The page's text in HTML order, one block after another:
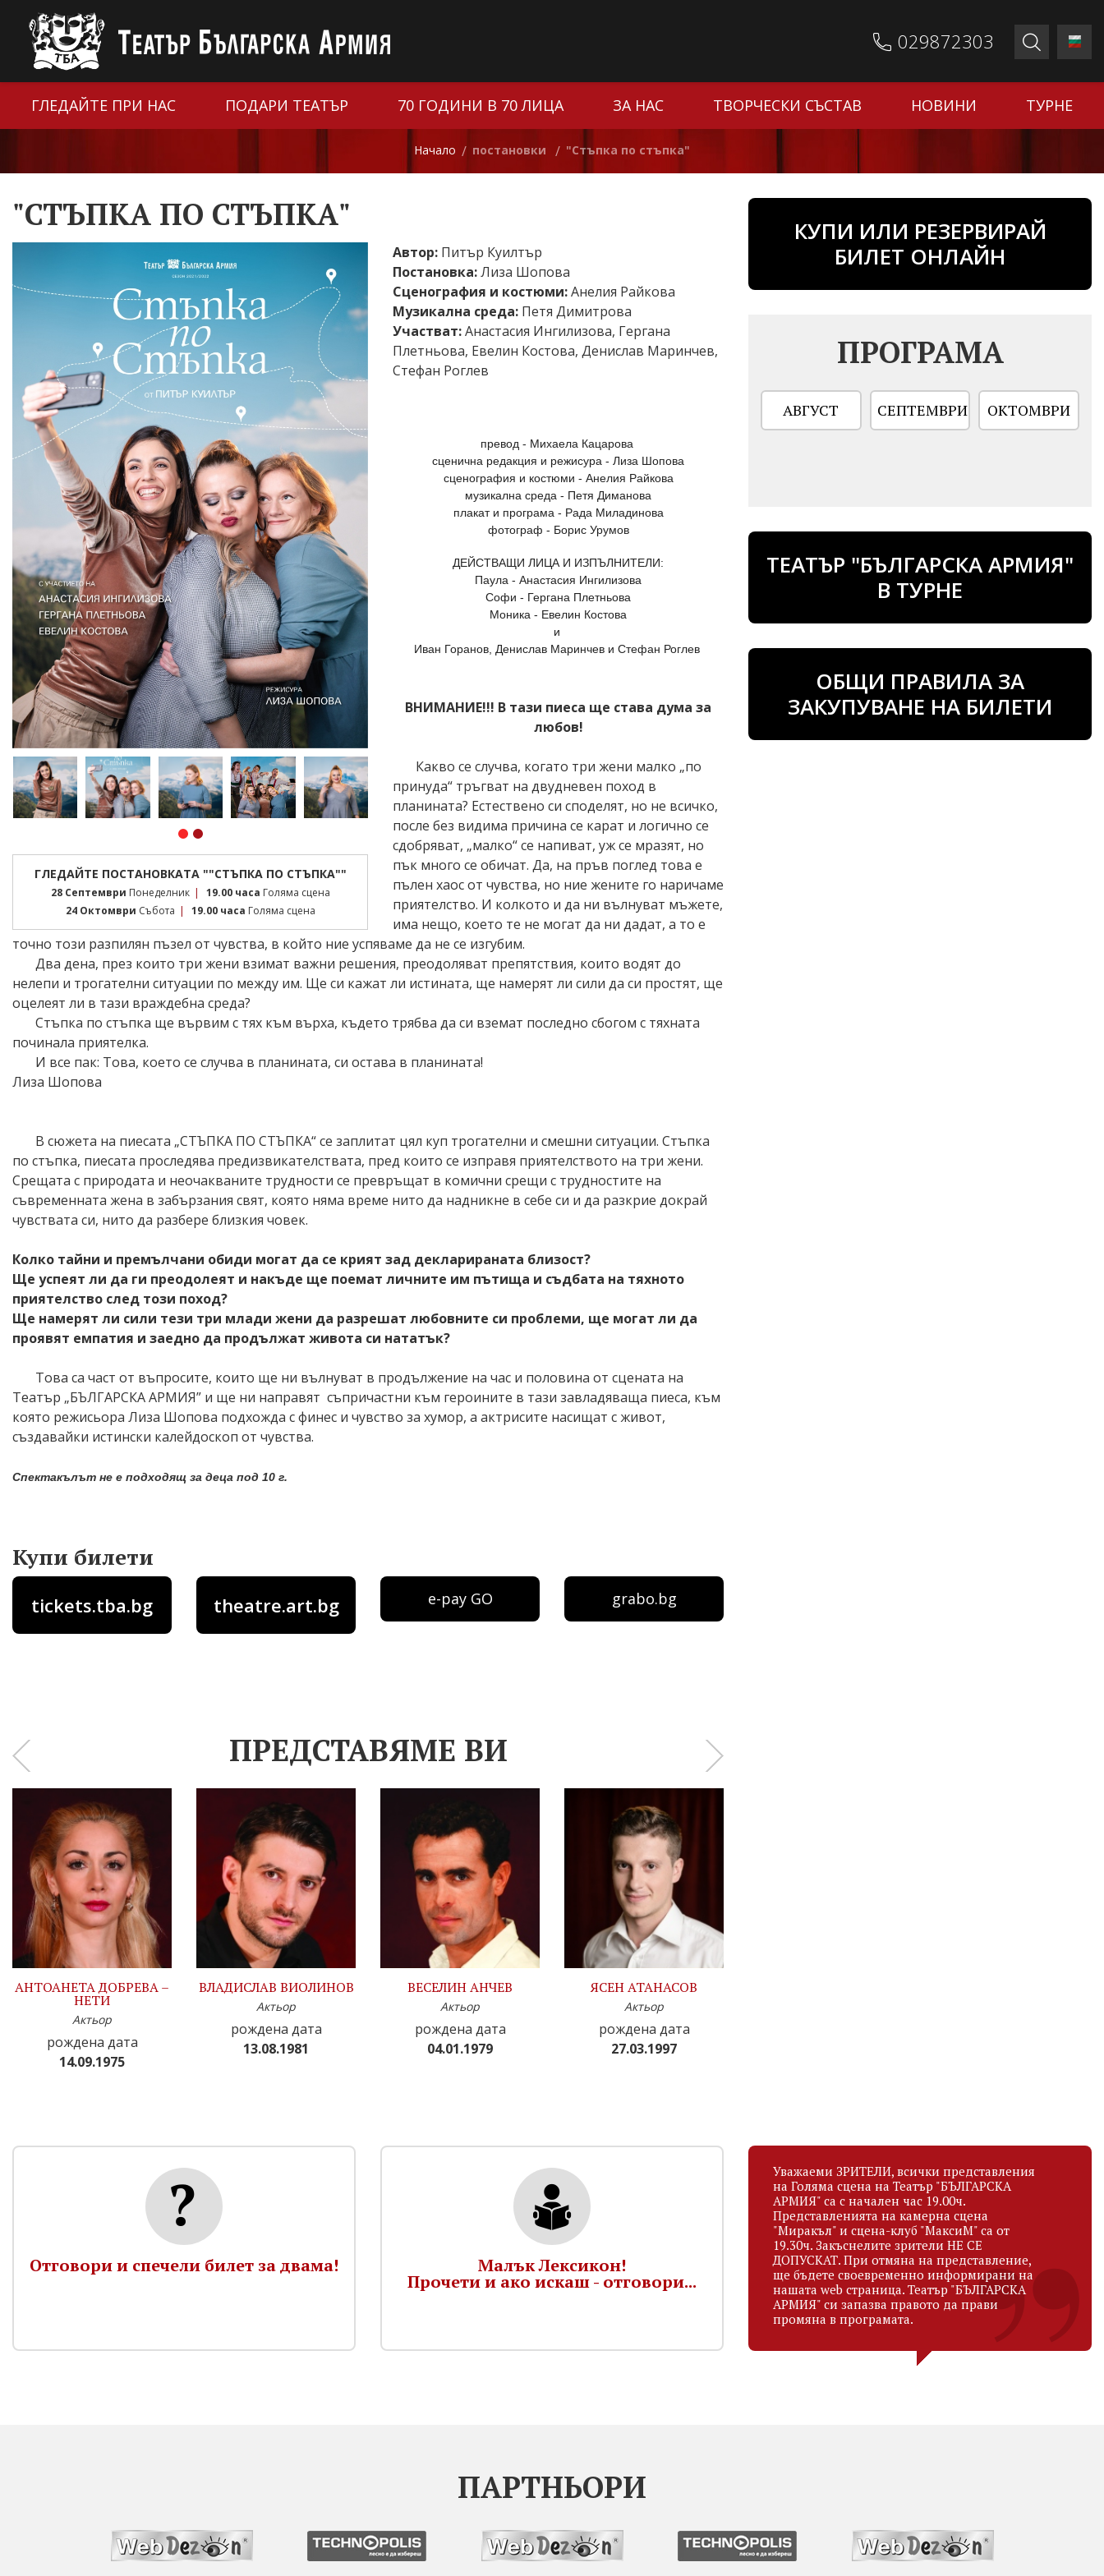
029872303
ГЛЕДАЙТЕ ПРИ НАС ПОДАРИ ТЕАТЪР 70 ГОДИНИ В 70 ЛИЦА ЗА НАС ТВОРЧЕСКИ СЪСТАВ НОВИНИ ТУРНЕ
Начало / постановки / "Стъпка по стъпка"
"СТЪПКА ПО СТЪПКА"
ГЛЕДАЙТЕ ПОСТАНОВКАТА ""СТЪПКА ПО СТЪПКА""
28 Септември Понеделник | 19.00 часа Голяма сцена
24 Октомври Събота | 19.00 часа Голяма сцена
Автор: Питър Куилтър
Постановка:Лиза Шопова
Сценография и костюми:Анелия Райкова
Музикална среда: Петя Димитрова
Участват:Анастасия Ингилизова, Гергана
Плетньова, Евелин Костова, Денислав Маринчев,
Стефан Роглев
превод - Михаела Кацарова
сценична редакция и режисура - Лиза Шопова
сценография и костюми - Анелия Райкова
музикална среда - Петя Диманова
плакат и програма - Рада Миладинова
фотограф - Борис Урумов
ДЕЙСТВАЩИ ЛИЦА И ИЗПЪЛНИТЕЛИ:
Паула - Анастасия Ингилизова
Софи - Гергана Плетньова
Моника - Евелин Костова
и
Иван Горанов, Денислав Маринчев и Стефан Роглев
ВНИМАНИЕ!!! В тази пиеса ще става дума за
любов!
Какво се случва, когато три жени малко „по
принуда“ тръгват на двудневен поход в
планината? Естествено си споделят, но не всичко,
после без видима причина се карат и логично се
сдобряват, „малко“ се напиват, уж се мразят, но
пък много се обичат. Да, на пръв поглед това е
пълен хаос от чувства, но ние жените го наричаме
приятелство. И колкото и да ни вълнуват мъжете,
има нещо, което те не могат да ни дадат, а то е
точно този разпилян пъзел от чувства, в който ние успяваме да не се изгубим.
Два дена, през които три жени взимат важни решения, преодоляват препятствия, които водят до
нелепи и трогателни ситуации по между им. Ще си кажат ли истината, ще намерят ли сили да си простят, ще
оцелеят ли в тази враждебна среда?
Стъпка по стъпка ще вървим с тях към върха, където трябва да си вземат последно сбогом с тяхната
починала приятелка.
И все пак: Това, което се случва в планината, си остава в планината!
Лиза Шопова
В сюжета на пиесата „СТЪПКА ПО СТЪПКА“ се заплитат цял куп трогателни и смешни ситуации. Стъпка
по стъпка, пиесата проследява предизвикателствата, пред които се изправя приятелството на три жени.
Срещата с природата и неочакваните трудности се превръщат в комични срещи с трудностите на
съвременната жена в забързания свят, която няма време нито да надникне в себе си и да разкрие докрай
чувствата си, нито да разбере близкия човек.
Колко тайни и премълчани обиди могат да се крият зад декларираната близост?
Ще успеят ли да ги преодолеят и накъде ще поемат личните им пътища и съдбата на тяхното
приятелство след този поход?
Ще намерят ли сили тези три млади жени да разрешат любовните си проблеми, ще могат ли да
проявят емпатия и заедно да продължат живота си нататък?
Това са част от въпросите, които ще ни вълнуват в продължение на час и половина от сцената на
Театър „БЪЛГАРСКА АРМИЯ” и ще ни направят съпричастни към героините в тази завладяваща пиеса, към
която режисьора Лиза Шопова подхожда с финес и чувство за хумор, а актрисите насищат с живот,
създавайки истински калейдоскоп от чувства.
Спектакълът не е подходящ за деца под 10 г.
Купи билети
tickets.tba.bg theatre.art.bg e-pay GO grabo.bg
ПРЕДСТАВЯМЕ ВИ
АНТОАНЕТА ДОБРЕВА –
НЕТИ
Актьор
рождена дата
14.09.1975
ВЛАДИСЛАВ ВИОЛИНОВ
Актьор
рождена дата
13.08.1981
ВЕСЕЛИН АНЧЕВ
Актьор
рождена дата
04.01.1979
ЯСЕН АТАНАСОВ
Актьор
рождена дата
27.03.1997
‹ ›
КУПИ ИЛИ РЕЗЕРВИРАЙ
БИЛЕТ ОНЛАЙН
ПРОГРАМА
АВГУСТ СЕПТЕМВРИ ОКТОМВРИ
ТЕАТЪР "БЪЛГАРСКА АРМИЯ"
В ТУРНЕ
ОБЩИ ПРАВИЛА ЗА
ЗАКУПУВАНЕ НА БИЛЕТИ
Отговори и спечели билет за двама! Малък Лексикон!
Прочети и ако искаш - отговори...
Уважаеми ЗРИТЕЛИ, всички представления
на Голяма сцена на Театър "БЪЛГАРСКА
АРМИЯ" са с начален час 19.00ч.
Представленията на камерна сцена
"Миракъл" и сцена-клуб "МаксиМ" са от
19.30ч. Закъснелите зрители НЕ СЕ
ДОПУСКАТ. При отмяна на представление,
ще бъдете своевременно информирани на
нашата web страница. Театър "БЪЛГАРСКА
АРМИЯ" си запазва правото да прави
промяна в програмата.
ПАРТНЬОРИ